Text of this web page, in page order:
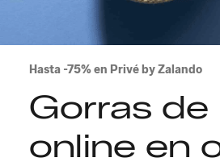
Hasta -75% en Privé by Zalando
Gorras de
online en